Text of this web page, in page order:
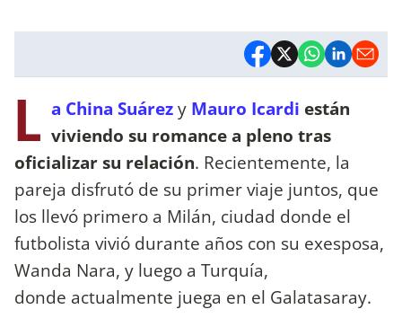
L a China Suárezy Mauro Icardi están
viviendo su romance a pleno tras
oficializar su relación. Recientemente, la
pareja disfrutó de su primer viaje juntos, que
los llevó primero a Milán, ciudad donde el
futbolista vivió durante años con su exesposa,
Wanda Nara, y luego a Turquía,
donde actualmente juega en el Galatasaray.